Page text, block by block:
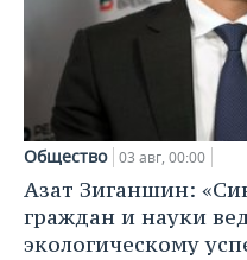
Общество 03 авг, 00:00
Азат Зиганшин:
граждан и науки
экологическому